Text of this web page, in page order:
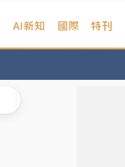
AI新知 國際 特刊